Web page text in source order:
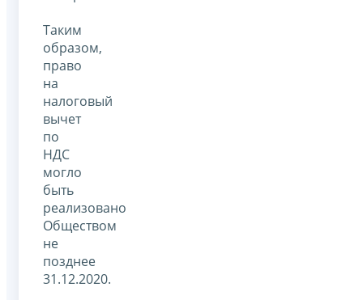
Таким
образом,
право
на
налоговый
вычет
по
НДС
могло
быть
реализовано
Обществом
не
позднее
31.12.2020.